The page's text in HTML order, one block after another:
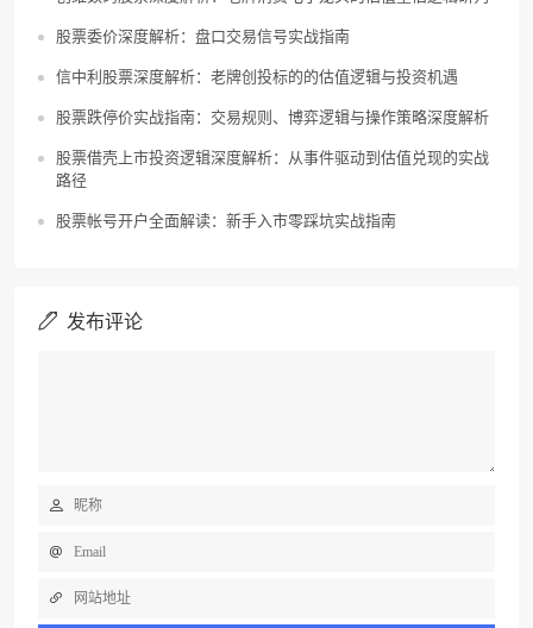
股票委价深度解析：盘口交易信号实战指南
信中利股票深度解析：老牌创投标的的估值逻辑与投资机遇
股票跌停价实战指南：交易规则、博弈逻辑与操作策略深度解析
股票借壳上市投资逻辑深度解析：从事件驱动到估值兑现的实战
路径
股票帐号开户全面解读：新手入市零踩坑实战指南
发布评论